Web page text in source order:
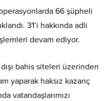
66 şüpheli
31’i hakkında adli
devam ediyor.
bahis siteleri üzerinden
yaparak haksız kazanç
vatandaşlarımızı